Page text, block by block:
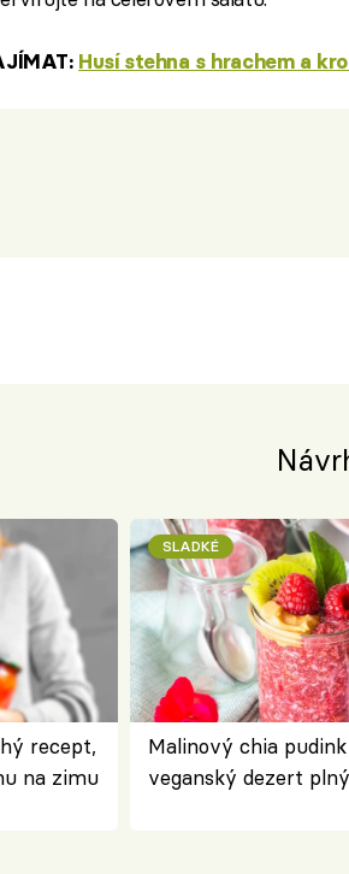
Husí stehna s hrachem a
recept,
na zimu
SLADKÉ
Malinový chia
veganský dezert